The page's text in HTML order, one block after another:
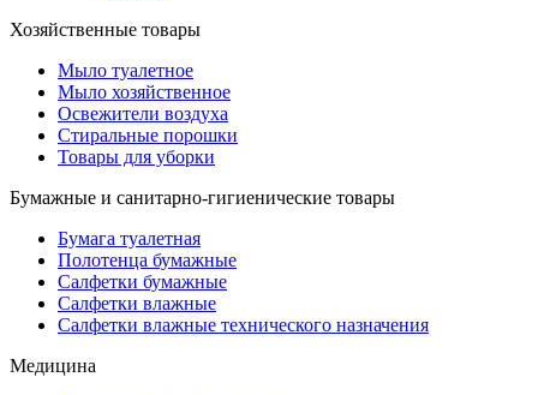
Хозяйственные товары
Мыло туалетное
Мыло хозяйственное
Освежители воздуха
Стиральные порошки
Товары для уборки
Бумажные и санитарно-гигиенические товары
Бумага туалетная
Полотенца бумажные
Салфетки бумажные
Салфетки влажные
Салфетки влажные технического назначения
Медицина